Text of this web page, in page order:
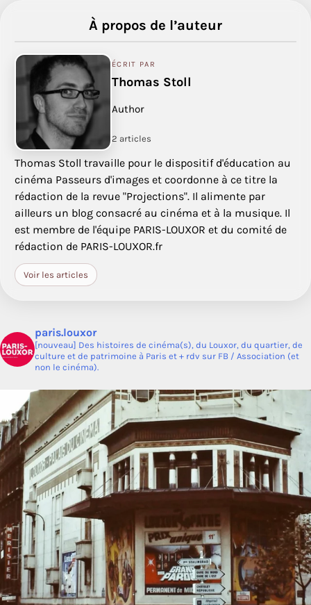
À propos de l’auteur
ÉCRIT PAR
Thomas Stoll
Author
2 articles
Thomas Stoll travaille pour le dispositif d'éducation au
cinéma Passeurs d'images et coordonne à ce titre la
rédaction de la revue "Projections". Il alimente par
ailleurs un blog consacré au cinéma et à la musique. Il
est membre de l'équipe PARIS-LOUXOR et du comité de
rédaction de PARIS-LOUXOR.fr
Voir les articles
paris.louxor
[nouveau] Des histoires de cinéma(s), du Louxor, du quartier, de
culture et de patrimoine à Paris et + rdv sur FB / Association (et
non le cinéma).